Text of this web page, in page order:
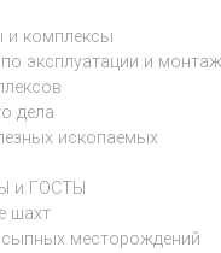
комплексы
эксплуатации и
дела
ископаемых
и ГОСТЫ
шахт
месторождений